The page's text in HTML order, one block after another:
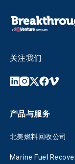
关注我们
产品与服务
北美燃料回收公司
Marine Fuel